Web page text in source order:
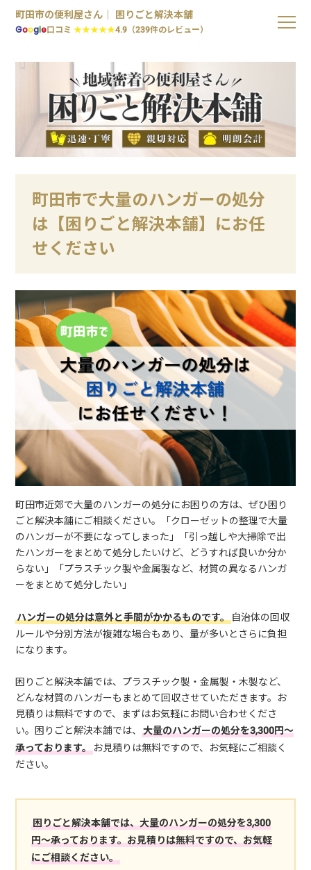
町田市の便利屋さん｜ 困りごと解決本舗
Google口コミ★★★★★4.9（239件のレビュー）
町田市で大量のハンガーの処分
は【困りごと解決本舗】にお任
せください
町田市近郊で大量のハンガーの処分にお困りの方は、ぜひ困り
ごと解決本舗にご相談ください。「クローゼットの整理で大量
のハンガーが不要になってしまった」「引っ越しや大掃除で出
たハンガーをまとめて処分したいけど、どうすれば良いか分か
らない」「プラスチック製や金属製など、材質の異なるハンガ
ーをまとめて処分したい」
ハンガーの処分は意外と手間がかかるものです。自治体の回収
ルールや分別方法が複雑な場合もあり、量が多いとさらに負担
になります。
困りごと解決本舗では、プラスチック製・金属製・木製など、
どんな材質のハンガーもまとめて回収させていただきます。お
見積りは無料ですので、まずはお気軽にお問い合わせくださ
い。困りごと解決本舗では、大量のハンガーの処分を3,300円～
承っております。お見積りは無料ですので、お気軽にご相談く
ださい。
困りごと解決本舗では、大量のハンガーの処分を3,300
円～承っております。お見積りは無料ですので、お気軽
にご相談ください。